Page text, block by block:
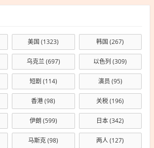
美国 (1323) 韩国 (267)
乌克兰(697) 以色列 (309)
短剧 (114) 演员 (95)
香港(98) 关税(196)
伊朗 (599) 日本(342)
马斯克(98) 两人(127)